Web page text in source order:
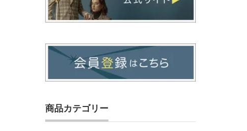
商品カテゴリー